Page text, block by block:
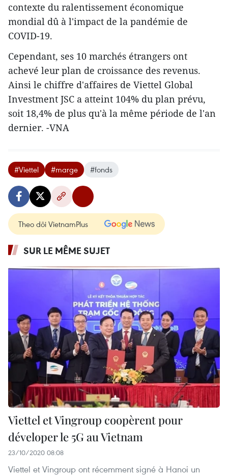
contexte du ralentissement économique
mondial dû à l'impact de la pandémie de
COVID-19.
Cependant, ses 10 marchés étrangers ont
achevé leur plan de croissance des revenus.
Ainsi le chiffre d'affaires de Viettel Global
Investment JSC a atteint 104% du plan prévu,
soit 18,4% de plus qu'à la même période de l'an
dernier. -VNA
#Viettel #marge #fonds
Theo dõi VietnamPlus
SUR LE MÊME SUJET
Viettel et Vingroup coopèrent pour
déveloper le 5G au Vietnam
23/10/2020 08:08
Viettel et Vingroup ont récemment signé à Hanoi un